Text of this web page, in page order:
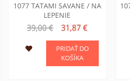
1077 TATAMI SAVANE / NA
LEPENIE
39,00 € 31,87 €
PRIDAŤ DO
KOŠÍKA